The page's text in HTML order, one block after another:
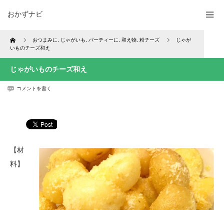
おかずナビ
Home おつまみに じゃがいも パーティーに 和え物 粉チーズ
じゃが
いものチーズ和え
じゃがいものチーズ和え
コメントを書く
【材
料】